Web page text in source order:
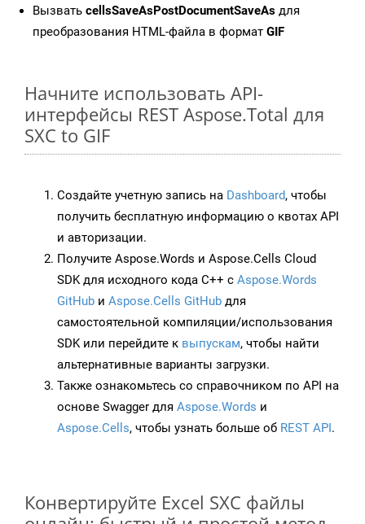
Вызвать cellsSaveAsPostDocumentSaveAs для
преобразования HTML-файла в формат GIF
Начните использовать API-
интерфейсы REST Aspose.Total для
SXC to GIF
Создайте учетную запись на Dashboard, чтобы
получить бесплатную информацию о квотах API
и авторизации.
Получите Aspose.Words и Aspose.Cells Cloud
SDK для исходного кода C++ с Aspose.Words
GitHub и Aspose.Cells GitHub для
самостоятельной компиляции/использования
SDK или перейдите к выпускам, чтобы найти
альтернативные варианты загрузки.
Также ознакомьтесь со справочником по API на
основе Swagger для Aspose.Words и
Aspose.Cells, чтобы узнать больше об REST API.
Конвертируйте Excel SXC файлы